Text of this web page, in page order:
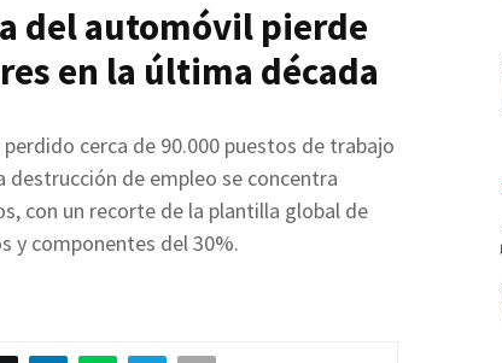
del automóvil pierde
en la última década
cerca de 90.000 puestos de trabajo
destrucción de empleo se concentra
con un recorte de la plantilla global de
y componentes del 30%.